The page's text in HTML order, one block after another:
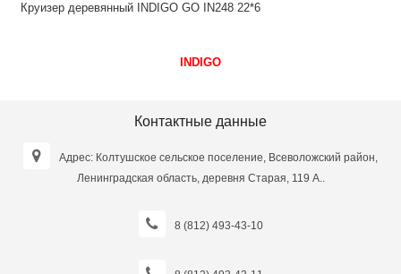
Круизер деревянный INDIGO GO IN248 22*6
INDIGO
Контактные данные
Адрес: Колтушское сельское поселение, Всеволожский район,
Ленинградская область, деревня Старая, 119 А..
8 (812) 493-43-10